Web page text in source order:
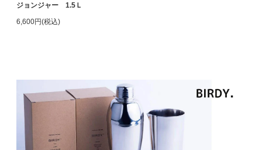
ジョンジャー 1.5Ｌ
6,600円(税込)